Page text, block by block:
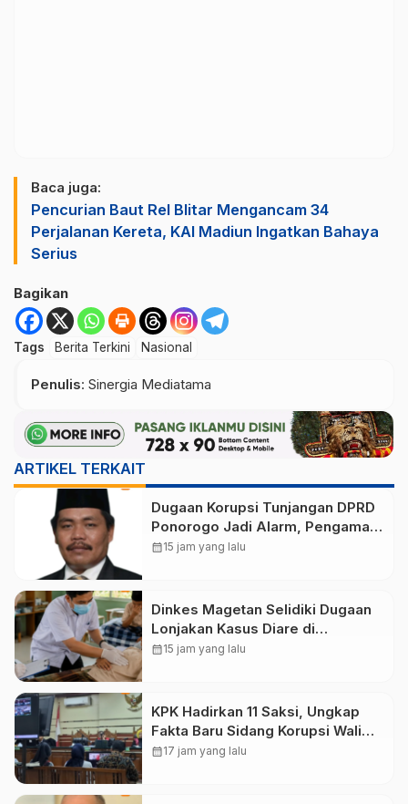
Baca juga:
Pencurian Baut Rel Blitar Mengancam 34
Perjalanan Kereta, KAI Madiun Ingatkan Bahaya
Serius
Bagikan
Tags Berita Terkini Nasional
Penulis: Sinergia Mediatama
ARTIKEL TERKAIT
Dugaan Korupsi Tunjangan DPRD
Ponorogo Jadi Alarm, Pengamat
Minta Magetan Perkuat Tata
calendar_month15 jam yang lalu
Dinkes Magetan Selidiki Dugaan
Lonjakan Kasus Diare di
Lembeyan, Lakukan Penyelidikan
calendar_month15 jam yang lalu
KPK Hadirkan 11 Saksi, Ungkap
Fakta Baru Sidang Korupsi Wali
Kota Madiun Nonaktif Maidi
calendar_month17 jam yang lalu